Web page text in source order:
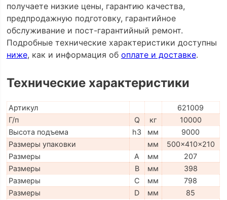
получаете низкие цены, гарантию качества,
предпродажную подготовку, гарантийное
обслуживание и пост-гарантийный ремонт.
Подробные технические характеристики доступны
ниже, как и информация об оплате и доставке.
Технические характеристики
Артикул
621009
Г/п
Q кг
10000
Высота подъема
h3 мм
9000
Размеры упаковки
мм
500x410x210
Размеры
A мм
207
Размеры
B мм
398
Размеры
C мм
798
Размеры
D мм
85